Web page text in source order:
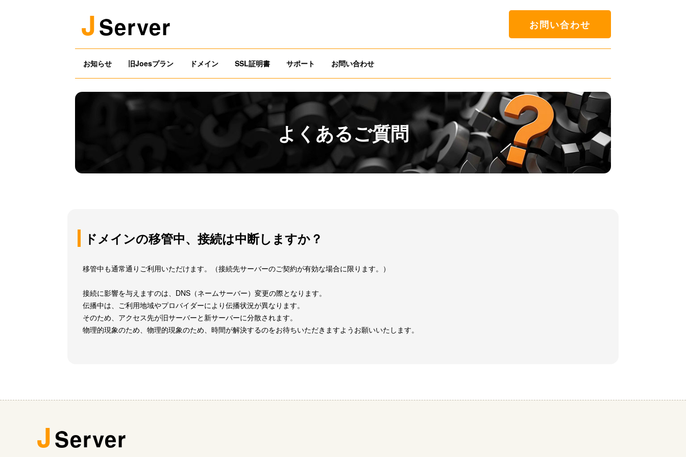
JServer お問い合わせ
お知らせ 旧Joesプラン ドメイン SSL証明書 サポート お問い合わせ
よくあるご質問
ドメインの移管中、接続は中断しますか？
移管中も通常通りご利用いただけます。（接続先サーバーのご契約が有効な場合に限ります。）
接続に影響を与えますのは、DNS（ネームサーバー）変更の際となります。
伝播中は、ご利用地域やプロバイダーにより伝播状況が異なります。
そのため、アクセス先が旧サーバーと新サーバーに分散されます。
物理的現象のため、物理的現象のため、時間が解決するのをお待ちいただきますようお願いいたします。
JServer